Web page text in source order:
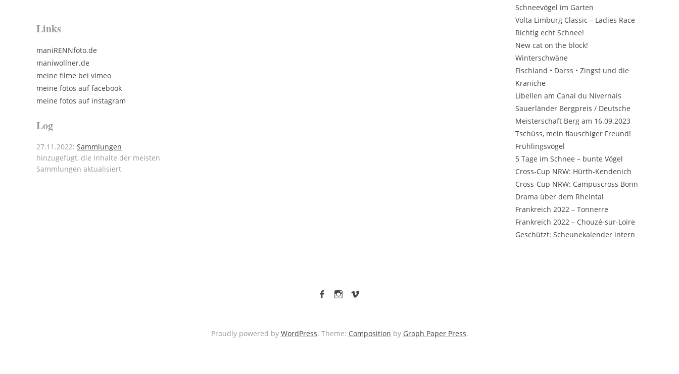
Links
maniRENNfoto.de
maniwollner.de
meine filme bei vimeo
meine fotos auf facebook
meine fotos auf instagram
Log
27.11.2022:Sammlungen
hinzugefügt, die Inhalte der meisten
Sammlungen aktualisiert
Schneevögel im Garten
Volta Limburg Classic – Ladies Race
Richtig echt Schnee!
New cat on the block!
Winterschwäne
Fischland • Darss • Zingst und die
Kraniche
Libellen am Canal du Nivernais
Sauerländer Bergpreis / Deutsche
Meisterschaft Berg am 16.09.2023
Tschüss, mein flauschiger Freund!
Frühlingsvögel
5 Tage im Schnee – bunte Vögel
Cross-Cup NRW: Hürth-Kendenich
Cross-Cup NRW: Campuscross Bonn
Drama über dem Rheintal
Frankreich 2022 – Tonnerre
Frankreich 2022 – Chouzé-sur-Loire
Geschützt: Scheunekalender intern
Proudly powered by WordPress. Theme: Composition by Graph Paper Press.